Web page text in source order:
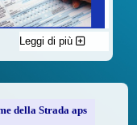
a favore
ai superstiti ed ai
il 5 per mille della
Leggi di più
della Strada aps